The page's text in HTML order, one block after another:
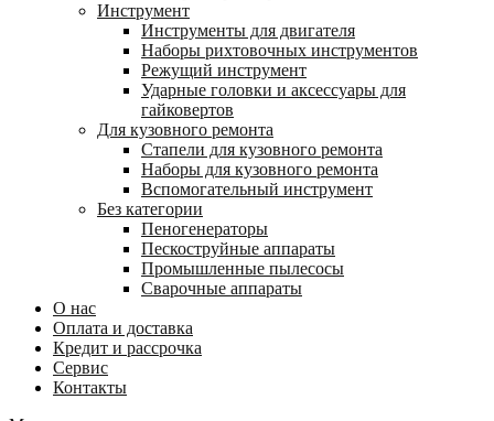
Инструмент
Инструменты для двигателя
Наборы рихтовочных инструментов
Режущий инструмент
Ударные головки и аксессуары для
гайковертов
Для кузовного ремонта
Стапели для кузовного ремонта
Наборы для кузовного ремонта
Вспомогательный инструмент
Без категории
Пеногенераторы
Пескоструйные аппараты
Промышленные пылесосы
Сварочные аппараты
О нас
Оплата и доставка
Кредит и рассрочка
Сервис
Контакты